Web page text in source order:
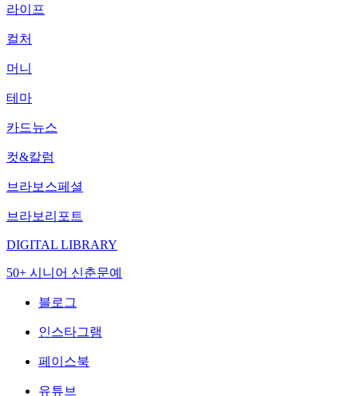
라이프
컬처
머니
테마
카드뉴스
컷&칼럼
브라보스페셜
브라보리포트
DIGITAL LIBRARY
50+ 시니어 신춘문예
블로그
인스타그램
페이스북
유튜브